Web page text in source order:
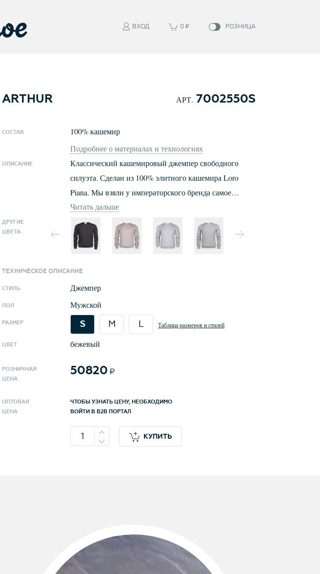
ВХОД 0 ₽ РОЗНИЦА
ARTHUR АРТ. 7002550S
СОСТАВ 100%кашемир
Подробнее о материалах и технологиях
ОПИСАНИЕ
Классический кашемировый джемпер свободного
силуэта. Сделан из 100% элитного кашемира Loro
Piana. Мы взяли у императорского бренда самое
лучшее - благородный кашемир. Остальное -
маниакальный уровень качества производства, нежной
стирки и великолепную посадку, добавили сами.
Структура кашемира после предварительной
продуваемой. Можно стирать в домашних условиях на
режиме шерсть. Произведен в России под контролем и
по стандартам качества - Canoe.
Читать дальше
ДРУГИЕ
ЦВЕТА
ТЕХНИЧЕСКОЕ ОПИСАНИЕ
СТИЛЬ Джемпер
ПОЛ Мужской
РАЗМЕР S M L Таблица размеров и стилей
ЦВЕТ бежевый
РОЗНИЧНАЯ
ЦЕНА
50820
ОПТОВАЯ
ЦЕНА
ЧТОБЫ УЗНАТЬ ЦЕНУ, НЕОБХОДИМО
ВОЙТИ В B2B ПОРТАЛ
КУПИТЬ